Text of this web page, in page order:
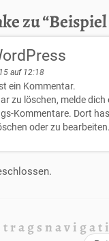
zu “
auf 12:18
ein Kommentar.
zu löschen, melde dich
Kommentare. Dort
oder zu bearbeiten.